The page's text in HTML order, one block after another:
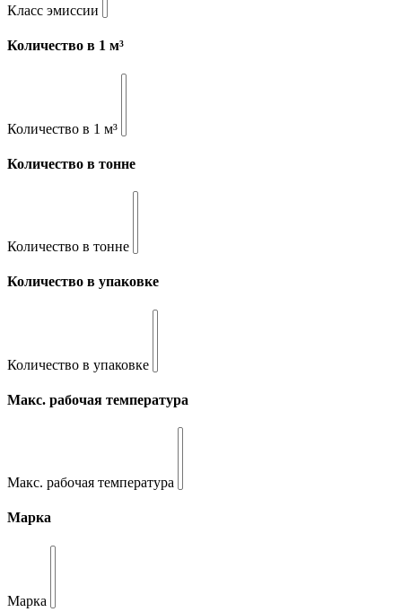
Класс эмиссии
Количество в 1 м³
Количество в 1 м³
Количество в тонне
Количество в тонне
Количество в упаковке
Количество в упаковке
Макс. рабочая температура
Макс. рабочая температура
Марка
Марка